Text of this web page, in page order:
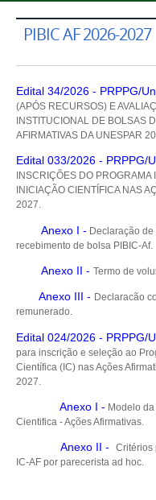
PIBIC AF 2026-2027
Edital 34/2026 - PRPPG/
(APÓS RECURSOS) E
INSTITUCIONAL DE BOLSAS
AFIRMATIVAS DA UNESPAR
Edital 033/2026 - PRPPG/
INSCRIÇÕES DO
INICIAÇÃO CIENTÍFICA NAS
2027.
Anexo I - Declaração
recebimento de bolsa PIBIC-Af.
Anexo II - Termo de
Anexo III - Declaracão
remunerado.
Edital 024/2026 - PRPPG/
para inscrição e seleção ao
Científica (IC) nas Ações
2027.
Anexo I - Modelo
Cientifica - Ações Afirmativas.
Anexo II -
Critérios
IC-AF por parecerista ad hoc.